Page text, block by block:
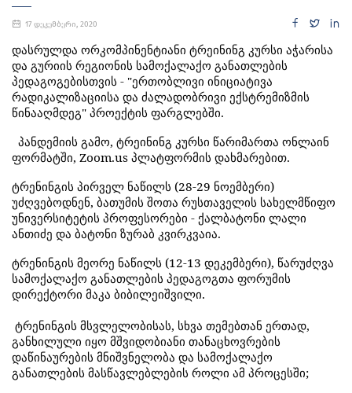
17 დეკემბერი, 2020
დასრულდა ორკომპინენტიანი ტრეინინგ კურსი აჭარისა
და გურიის რეგიონის სამოქალაქო განათლების
პედაგოგებისთვის - "ერთობლივი ინიციატივა
რადიკალიზაციისა და ძალადობრივი ექსტრემიზმის
წინააღმდეგ" პროექტის ფარგლებში.
პანდემიის გამო, ტრეინინგ კურსი წარიმართა ონლაინ
ფორმატში, Zoom.us პლატფორმის დახმარებით.
ტრენინგის პირველ ნაწილს (28-29 ნოემბერი)
უძღვებოდნენ, ბათუმის შოთა რუსთაველის სახელმწიფო
უნივერსიტეტის პროფესორები - ქალბატონი ლალი
ანთიძე და ბატონი ზურაბ კვირკვაია.
ტრენინგის მეორე ნაწილს (12-13 დეკემბერი), წარუძღვა
სამოქალაქო განათლების პედაგოგთა ფორუმის
დირექტორი მაკა ბიბილეიშვილი.
ტრენინგის მსვლელობისას, სხვა თემებთან ერთად,
განხილული იყო მშვიდობიანი თანაცხოვრების
დაწინაურების მნიშვნელობა და სამოქალაქო
განათლების მასწავლებლების როლი ამ პროცესში;